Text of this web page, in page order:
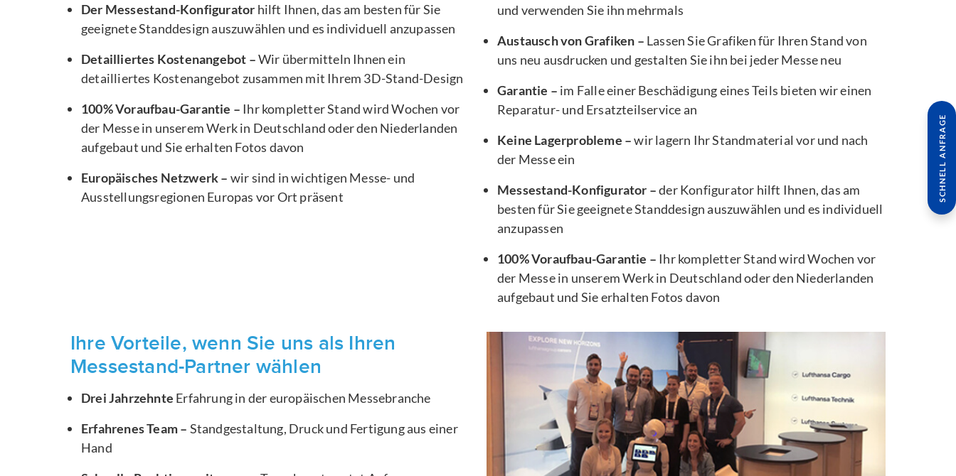
Der Messestand-Konfigurator hilft Ihnen, das am besten für Sie
geeignete Standdesign auszuwählen und es individuell anzupassen
Detailliertes Kostenangebot –Wir übermitteln Ihnen ein
detailliertes Kostenangebot zusammen mit Ihrem 3D-Stand-Design
100% Voraufbau-Garantie – Ihr kompletter Stand wird Wochen vor
der Messe in unserem Werk in Deutschland oder den Niederlanden
aufgebaut und Sie erhalten Fotos davon
Europäisches Netzwerk – wir sind in wichtigen Messe- und
Ausstellungsregionen Europas vor Ort präsent
und verwenden Sie ihn mehrmals
Austausch von Grafiken – Lassen Sie Grafiken für Ihren Stand von
uns neu ausdrucken und gestalten Sie ihn bei jeder Messe neu
Garantie – im Falle einer Beschädigung eines Teils bieten wir einen
Reparatur- und Ersatzteilservice an
Keine Lagerprobleme –wir lagern Ihr Standmaterial vor und nach
der Messe ein
Messestand-Konfigurator –der Konfigurator hilft Ihnen, das am
besten für Sie geeignete Standdesign auszuwählen und es individuell
anzupassen
100% Voraufbau-Garantie – Ihr kompletter Stand wird Wochen vor
der Messe in unserem Werk in Deutschland oder den Niederlanden
aufgebaut und Sie erhalten Fotos davon
Ihre Vorteile, wenn Sie uns als Ihren
Messestand-Partner wählen
Drei Jahrzehnte Erfahrung in der europäischen Messebranche
Erfahrenes Team – Standgestaltung, Druck und Fertigung aus einer
Hand
SCHNELL ANFRAGE